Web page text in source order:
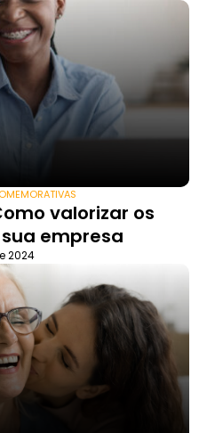
valorizar os
empresa
2024